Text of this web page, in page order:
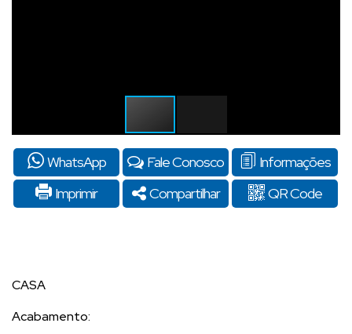
WhatsApp Fale Conosco
Informações
Imprimir
Compartilhar QR Code
CASA
Acabamento: